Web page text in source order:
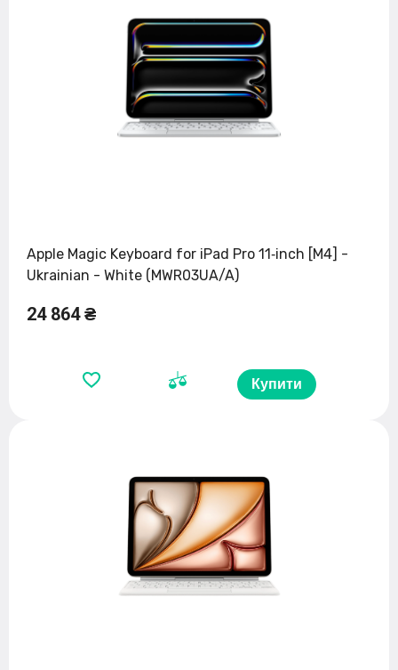
Apple Magic Keyboard for iPad Pro 11‑inch [M4] -
Ukrainian - White (MWR03UA/A)
24 864 ₴
Купити